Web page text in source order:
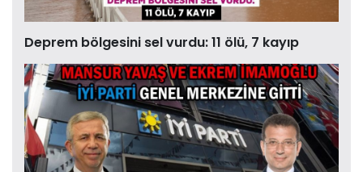
Deprem bölgesini sel vurdu: 11 ölü, 7 kayıp